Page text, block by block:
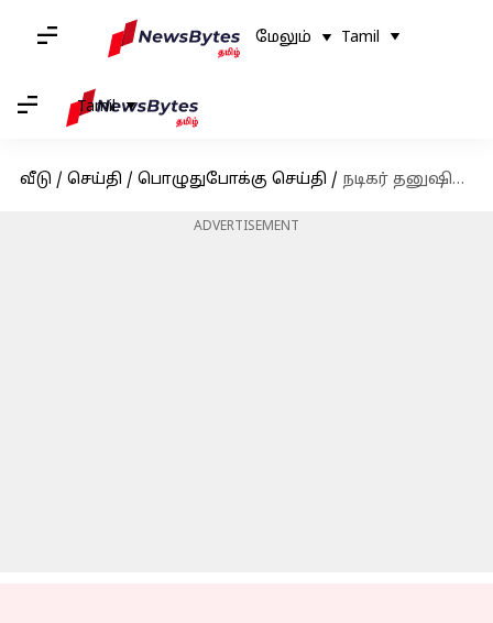
மேலும் Tamil
Tamil
வீடு / செய்தி / பொழுதுபோக்கு செய்தி / நடிகர் தனுஷின் மேலாளர் மீது நடிகை மானியா ஆனந்த் 'பாலியல் லஞ்சம்' புகார்!
ADVERTISEMENT